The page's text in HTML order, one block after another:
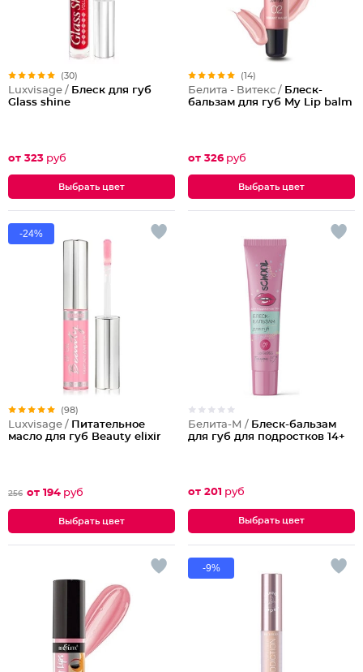
(30)
Luxvisage / Блеск для губ
Glass shine
от 323 руб
Выбрать цвет
(14)
Белита - Витекс / Блеск-
бальзам для губ My Lip balm
от 326 руб
Выбрать цвет
-24%
(98)
Luxvisage / Питательное
масло для губ Beauty elixir
256 от 194 руб
Выбрать цвет
Белита-М / Блеск-бальзам
для губ для подростков 14+
от 201 руб
Выбрать цвет
-9%